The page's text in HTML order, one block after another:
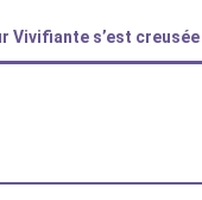
Vivifiante s’est creusée